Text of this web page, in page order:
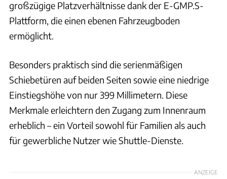
großzügige Platzverhältnisse dank der E-GMP.S-
Plattform, die einen ebenen Fahrzeugboden
ermöglicht.
Besonders praktisch sind die serienmäßigen
Schiebetüren auf beiden Seiten sowie eine niedrige
Einstiegshöhe von nur 399 Millimetern. Diese
Merkmale erleichtern den Zugang zum Innenraum
erheblich – ein Vorteil sowohl für Familien als auch
für gewerbliche Nutzer wie Shuttle-Dienste.
ANZEIGE